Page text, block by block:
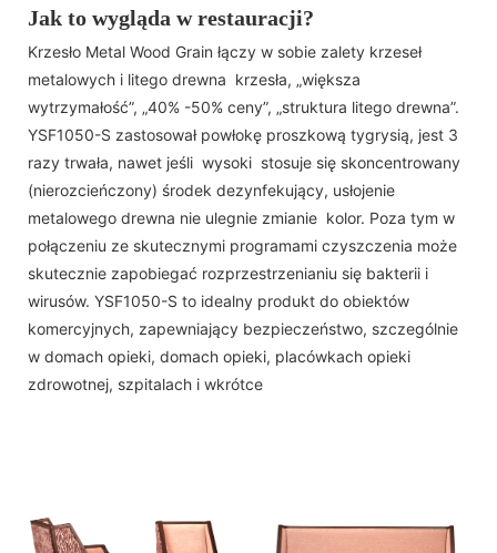
Jak to wygląda w restauracji?
Krzesło Metal Wood Grain łączy w sobie zalety krzeseł
metalowych i litego drewna krzesła, „większa
wytrzymałość”, „40% -50% ceny”, „struktura litego drewna”.
YSF1050-S zastosował powłokę proszkową tygrysią, jest 3
razy trwała, nawet jeśli wysoki stosuje się skoncentrowany
(nierozcieńczony) środek dezynfekujący, usłojenie
metalowego drewna nie ulegnie zmianie kolor. Poza tym w
połączeniu ze skutecznymi programami czyszczenia może
skutecznie zapobiegać rozprzestrzenianiu się bakterii i
wirusów. YSF1050-S to idealny produkt do obiektów
komercyjnych, zapewniający bezpieczeństwo, szczególnie
w domach opieki, domach opieki, placówkach opieki
zdrowotnej, szpitalach i wkrótce